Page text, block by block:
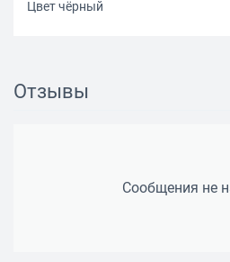
Цвет чёрный
Отзывы
Сообщения не